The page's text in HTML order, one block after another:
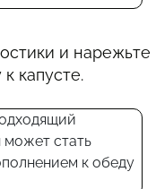
и нарежьте
капусте.